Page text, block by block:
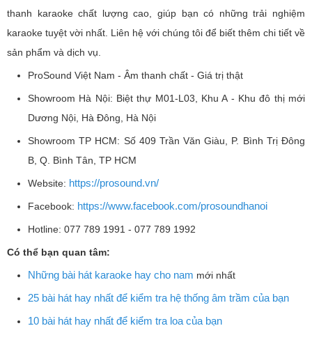
thanh karaoke chất lượng cao, giúp bạn có những trải nghiệm
karaoke tuyệt vời nhất. Liên hệ với chúng tôi để biết thêm chi tiết về
sản phẩm và dịch vụ.
ProSound Việt Nam - Âm thanh chất - Giá trị thật
Showroom Hà Nội: Biệt thự M01-L03, Khu A - Khu đô thị mới
Dương Nội, Hà Đông, Hà Nội
Showroom TP HCM: Số 409 Trần Văn Giàu, P. Bình Trị Đông
B, Q. Bình Tân, TP HCM
Website: https://prosound.vn/
Facebook: https://www.facebook.com/prosoundhanoi
Hotline: 077 789 1991 - 077 789 1992
Có thể bạn quan tâm:
Những bài hát karaoke hay cho nam mới nhất
25 bài hát hay nhất để kiểm tra hệ thống âm trầm của bạn
10 bài hát hay nhất để kiểm tra loa của bạn